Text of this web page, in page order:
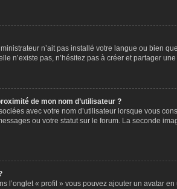
n’ait pas installé votre langue ou bien
n’existe pas, n’hésitez pas à créer et partager
de mon nom d’utilisateur ?
avec votre nom d’utilisateur lorsque vous
ou votre statut sur le forum. La seconde
l’onglet « profil » vous pouvez ajouter un avatar